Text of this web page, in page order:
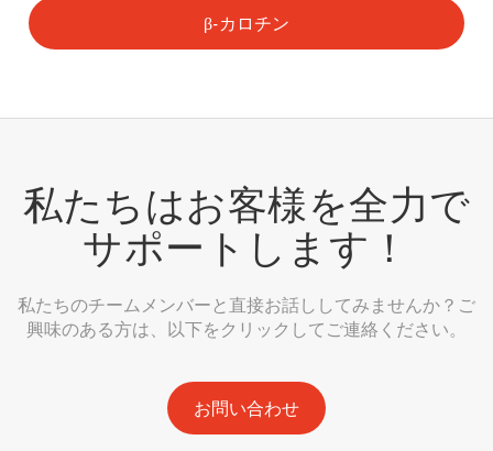
β-カロチン
私たちはお客様を全力で
サポートします！
私たちのチームメンバーと直接お話ししてみませんか？ご
興味のある方は、以下をクリックしてご連絡ください。
お問い合わせ